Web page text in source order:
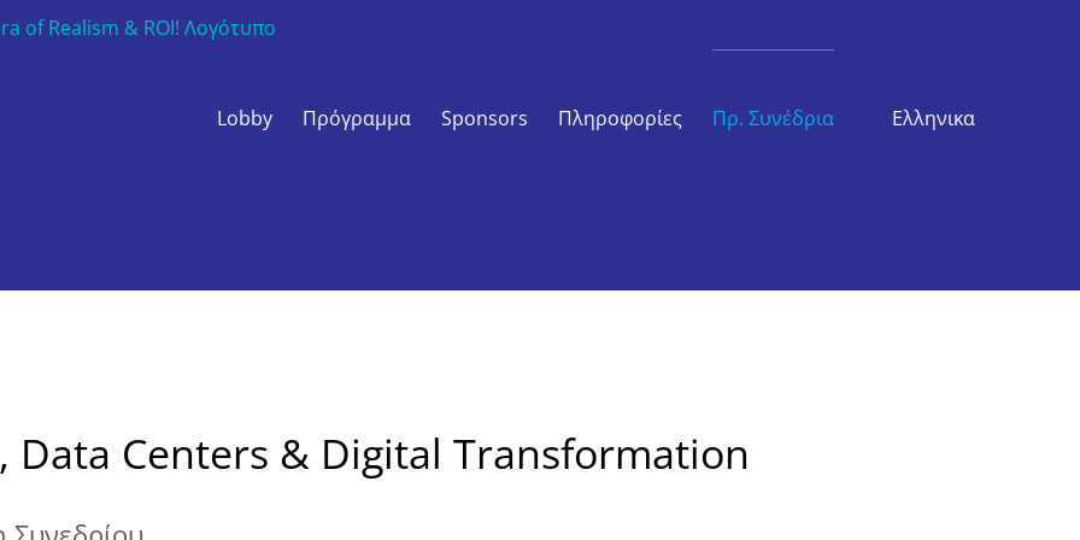
Lobby Πρόγραμμα Sponsors Πληροφορίες Πρ. Συνέδρια Ελληνικα
Data Centers & Digital Transformation